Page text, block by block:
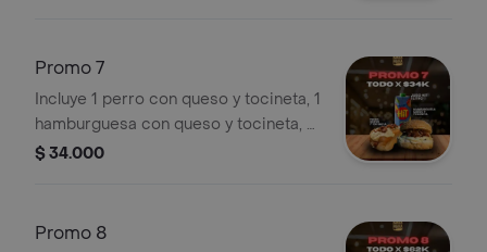
Promo 7
Incluye 1 perro con queso y tocineta, 1
hamburguesa con queso y tocineta, y
1 bebida Hit de 1 litro.
$ 34.000
Promo 8